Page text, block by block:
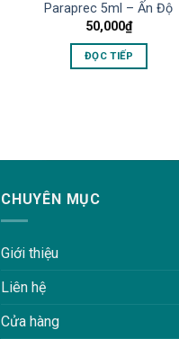
Paraprec 5ml – Ấn Độ
50,000₫
ĐỌC TIẾP
CHUYÊN MỤC
Giới thiệu
Liên hệ
Cửa hàng